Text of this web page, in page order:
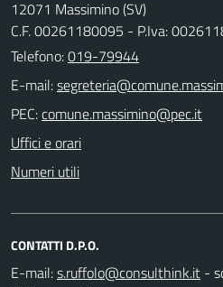
12071 Massimino (SV)
C.F. 00261180095 - P.Iva:
Telefono:019-79944
E-mail:
PEC:
Uffici e orari
Numeri utili
CONTATTI D.P.O.
E-mail:
-